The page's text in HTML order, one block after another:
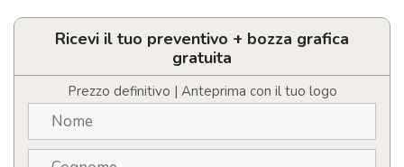
portatile
quantitàRicevi il tuo preventivo + bozza grafica
gratuita
Prezzo definitivo | Anteprima con il tuo logo